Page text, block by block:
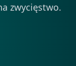
zwycięstwo.